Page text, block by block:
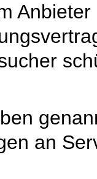
Anbieter
an